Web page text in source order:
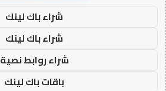
شراء باك لينك
شراء باك لينك
شراء روابط نصية
باقات باك لينك